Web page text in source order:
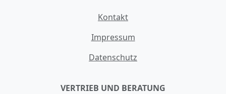
Kontakt
Impressum
Datenschutz
VERTRIEB UND BERATUNG